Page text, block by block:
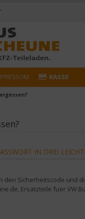
KASSE
IN DREI
den Sicherheitscode und
Ersatzteile fuer VW